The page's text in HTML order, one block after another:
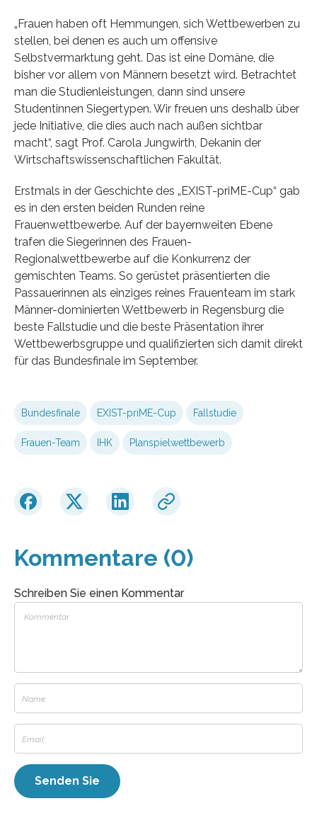
„Frauen haben oft Hemmungen, sich Wettbewerben zu
stellen, bei denen es auch um offensive
Selbstvermarktung geht. Das ist eine Domäne, die
bisher vor allem von Männern besetzt wird. Betrachtet
man die Studienleistungen, dann sind unsere
Studentinnen Siegertypen. Wir freuen uns deshalb über
jede Initiative, die dies auch nach außen sichtbar
macht“, sagt Prof. Carola Jungwirth, Dekanin der
Wirtschaftswissenschaftlichen Fakultät.
Erstmals in der Geschichte des „EXIST-priME-Cup“ gab
es in den ersten beiden Runden reine
Frauenwettbewerbe. Auf der bayernweiten Ebene
trafen die Siegerinnen des Frauen-
Regionalwettbewerbe auf die Konkurrenz der
gemischten Teams. So gerüstet präsentierten die
Passauerinnen als einziges reines Frauenteam im stark
Männer-dominierten Wettbewerb in Regensburg die
beste Fallstudie und die beste Präsentation ihrer
Wettbewerbsgruppe und qualifizierten sich damit direkt
für das Bundesfinale im September.
Bundesfinale EXIST-priME-Cup Fallstudie
Frauen-Team IHK Planspielwettbewerb
Kommentare (0)
Schreiben Sie einen Kommentar